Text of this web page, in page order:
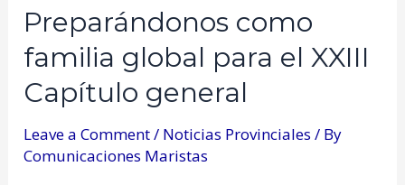
Preparándonos como
familia global para el XXIII
Capítulo general
Leave a Comment/ Noticias Provinciales / By
Comunicaciones Maristas